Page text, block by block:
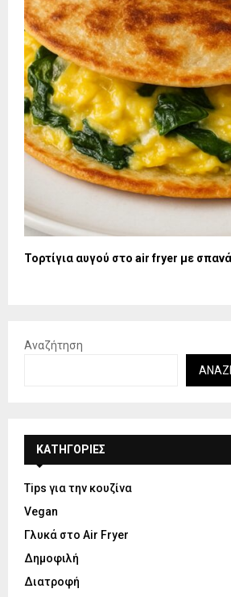
Τορτίγια αυγού στο air fryer με
Αναζήτηση
KΑΤΗΓΟΡΊΕΣ
Tips για την κουζίνα
Vegan
Γλυκά στο Air Fryer
Δημοφιλή
Διατροφή